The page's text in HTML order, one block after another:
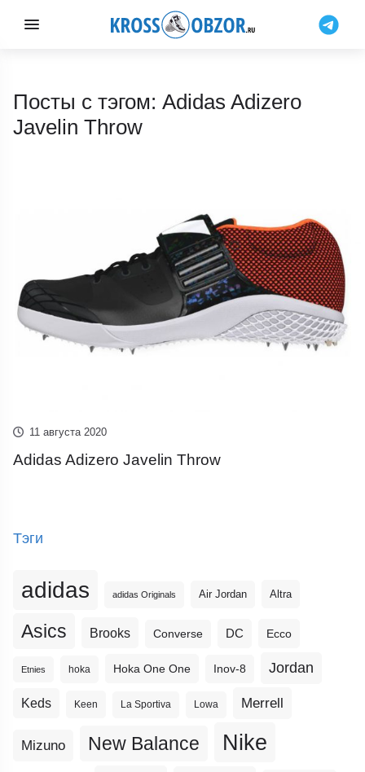
Посты с тэгом: Adidas Adizero
Javelin Throw
11 августа 2020
Adidas Adizero Javelin Throw
Тэги
adidas adidas Originals Air Jordan Altra
Asics Brooks Converse DC Ecco
Etnies hoka Hoka One One Inov-8 Jordan
Keds Keen La Sportiva Lowa Merrell
Mizuno New Balance Nike